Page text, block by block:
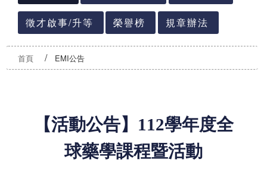
徵才啟事/升等 榮譽榜 規章辦法
首頁 EMI公告
【活動公告】112學年度全
球藥學課程暨活動